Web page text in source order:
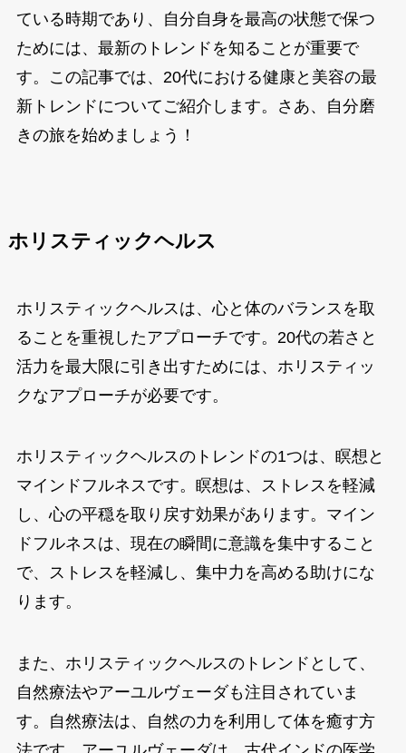
ている時期であり、自分自身を最高の状態で保つ
ためには、最新のトレンドを知ることが重要で
す。この記事では、20代における健康と美容の最
新トレンドについてご紹介します。さあ、自分磨
きの旅を始めましょう！
ホリスティックヘルス
ホリスティックヘルスは、心と体のバランスを取
ることを重視したアプローチです。20代の若さと
活力を最大限に引き出すためには、ホリスティッ
クなアプローチが必要です。
ホリスティックヘルスのトレンドの1つは、瞑想と
マインドフルネスです。瞑想は、ストレスを軽減
し、心の平穏を取り戻す効果があります。マイン
ドフルネスは、現在の瞬間に意識を集中すること
で、ストレスを軽減し、集中力を高める助けにな
ります。
また、ホリスティックヘルスのトレンドとして、
自然療法やアーユルヴェーダも注目されていま
す。自然療法は、自然の力を利用して体を癒す方